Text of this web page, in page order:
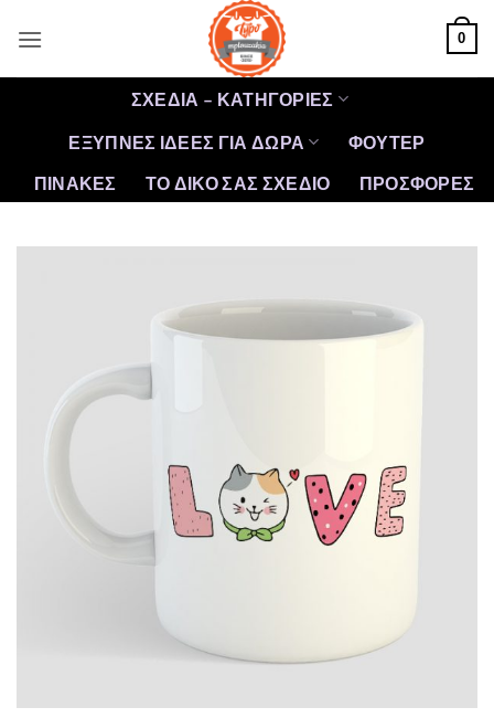
στο
0
ΣΧΕΔΙΑ – ΚΑΤΗΓΟΡΙΕΣ
ΕΞΥΠΝΕΣ ΙΔΕΕΣ ΓΙΑ ΔΩΡΑ
ΦΟΥΤΕΡ
ΠΙΝΑΚΕΣ
ΤΟ ΔΙΚΟ ΣΑΣ ΣΧΕΔΙΟ ΠΡΟΣΦΟΡΈΣ